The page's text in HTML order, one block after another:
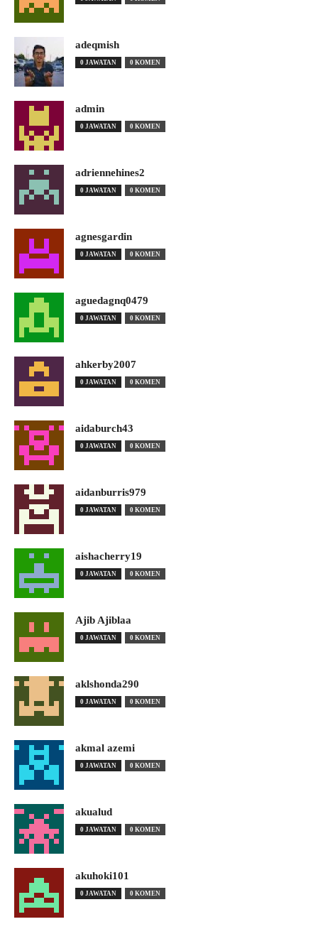
adeqmish
0 JAWATAN 0 KOMEN
admin
0 JAWATAN 0 KOMEN
adriennehines2
0 JAWATAN 0 KOMEN
agnesgardin
0 JAWATAN 0 KOMEN
aguedagnq0479
0 JAWATAN 0 KOMEN
ahkerby2007
0 JAWATAN 0 KOMEN
aidaburch43
0 JAWATAN 0 KOMEN
aidanburris979
0 JAWATAN 0 KOMEN
aishacherry19
0 JAWATAN 0 KOMEN
Ajib Ajiblaa
0 JAWATAN 0 KOMEN
aklshonda290
0 JAWATAN 0 KOMEN
akmal azemi
0 JAWATAN 0 KOMEN
akualud
0 JAWATAN 0 KOMEN
akuhoki101
0 JAWATAN 0 KOMEN